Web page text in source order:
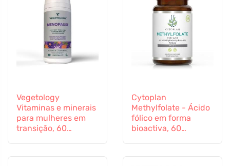
Vegetology
Vitaminas e minerais
para mulheres em
transição, 60
Cytoplan
Methylfolate - Ácido
fólico em forma
bioactiva, 60